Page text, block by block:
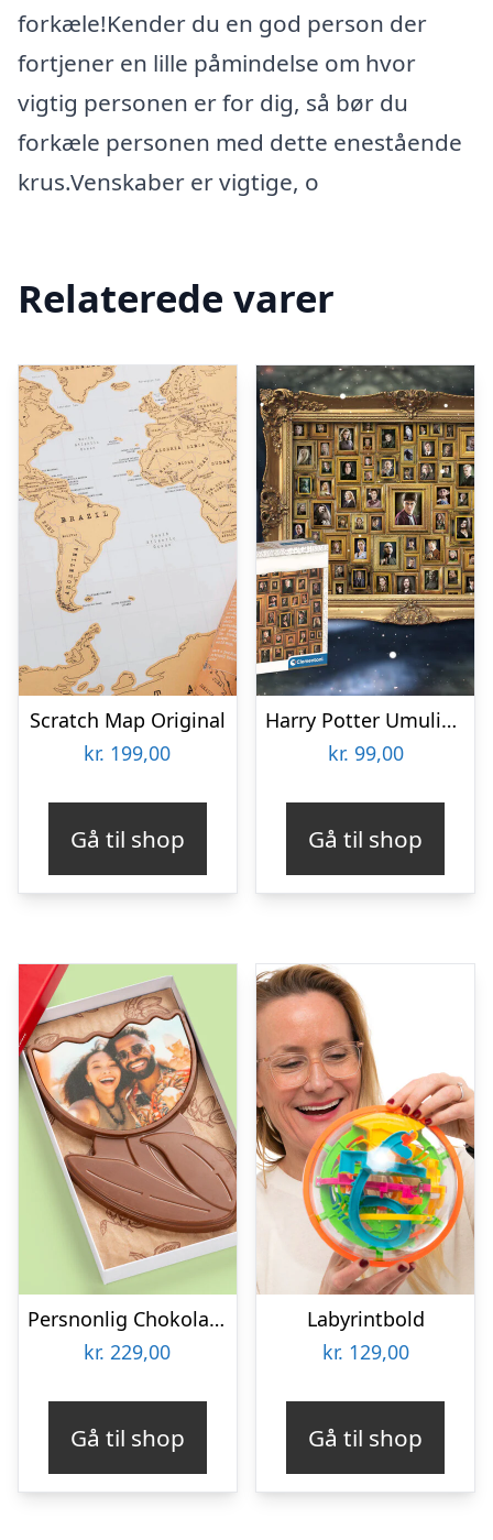
forkæle!Kender du en god person der
fortjener en lille påmindelse om hvor
vigtig personen er for dig, så bør du
forkæle personen med dette enestående
krus.Venskaber er vigtige, o
Relaterede varer
Scratch Map Original
kr. 199,00
Gå til shop
Harry Potter Umulig Puslespil
kr. 99,00
Gå til shop
Persnonlig Chokoladeblomst med Billede
kr. 229,00
Gå til shop
Labyrintbold
kr. 129,00
Gå til shop